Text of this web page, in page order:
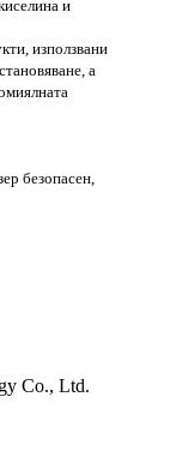
и
използвани
а
безопасен,
Co., Ltd.